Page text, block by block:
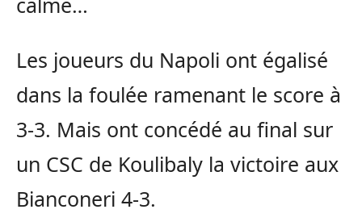
Les joueurs du Napoli ont égalisé
dans la foulée ramenant le score à
3-3. Mais ont concédé au final sur
un CSC de Koulibaly la victoire aux
Bianconeri 4-3.